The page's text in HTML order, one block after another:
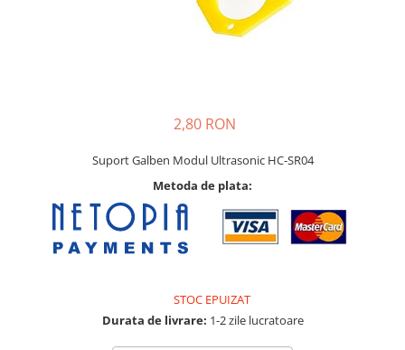
BMS
Module balansare
Incarcare, descarcare si afisare
Arduino si ESP32
2,80 RON
Suport Galben Modul Ultrasonic HC-SR04
Metoda de plata:
STOC EPUIZAT
Durata de livrare: 1-2 zile lucratoare